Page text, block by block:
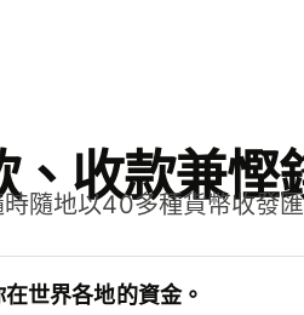
、收款兼慳
隨地以40多種貨幣收發
世界各地的資金。